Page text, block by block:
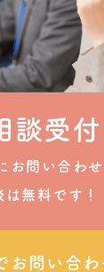
談受付
お問い合わ
は無料です！
お問い合わ